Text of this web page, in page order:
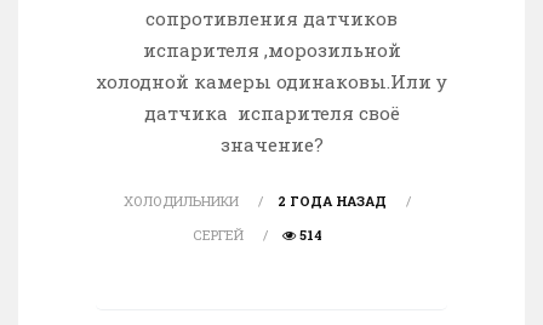
сопротивления датчиков
испарителя ,морозильной
холодной камеры одинаковы.Или у
датчика испарителя своё
значение?
ХОЛОДИЛЬНИКИ
2 ГОДА НАЗАД
СЕРГЕЙ
514